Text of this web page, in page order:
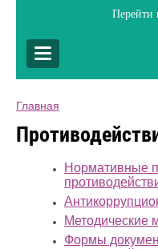
Перейти
Главная
Нормативные
Методические
Формы